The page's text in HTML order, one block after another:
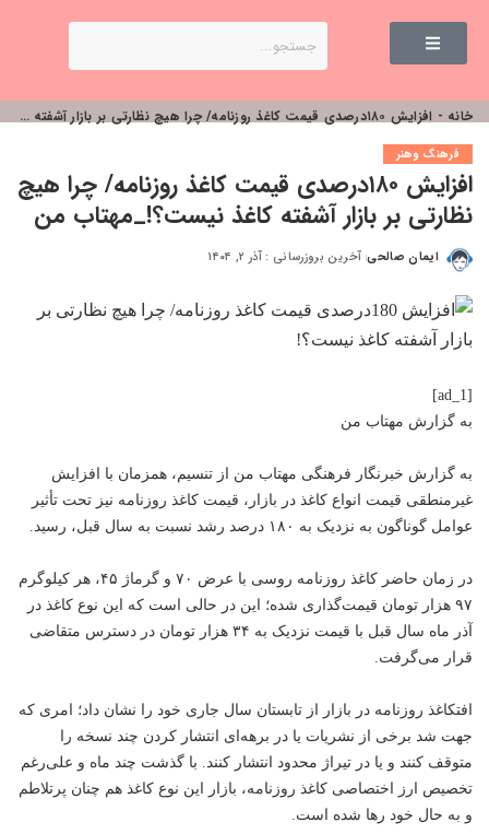
خانه - افزایش ۱۸۰درصدی قیمت کاغذ روزنامه/ چرا هیچ نظارتی بر بازار آشفته کاغذ نیست؟!_مهتاب من
فرهنگ وهنر
افزایش ۱۸۰درصدی قیمت کاغذ روزنامه/ چرا هیچ
نظارتی بر بازار آشفته کاغذ نیست؟!_مهتاب من
ایمان صالحی آخرین بروزرسانی : آذر ۲, ۱۴۰۴
[ad_1]
به گزارش مهتاب من
به گزارش خبرنگار فرهنگی مهتاب من از تنسیم، همزمان با افزایش
غیرمنطقی قیمت انواع کاغذ در بازار، قیمت کاغذ روزنامه نیز تحت تأثیر
عوامل گوناگون به نزدیک به ۱۸۰ درصد رشد نسبت به سال قبل، رسید.
در زمان حاضر کاغذ روزنامه روسی با عرض ۷۰ و گرماژ ۴۵، هر کیلوگرم
۹۷ هزار تومان قیمت‌گذاری شده؛ این در حالی است که این نوع کاغذ در
آذر ماه سال قبل با قیمت نزدیک به ۳۴ هزار تومان در دسترس متقاضی
قرار می‌گرفت.
افتکاغذ روزنامه در بازار از تابستان سال جاری خود را نشان داد؛ امری که
جهت شد برخی از نشریات یا در برهه‌ای انتشار کردن چند نسخه را
متوقف کنند و یا در تیراژ محدود انتشار کنند. با گذشت چند ماه و علی‌رغم
تخصیص ارز اختصاصی کاغذ روزنامه، بازار این نوع کاغذ هم چنان پرتلاطم
و به حال خود رها شده است.